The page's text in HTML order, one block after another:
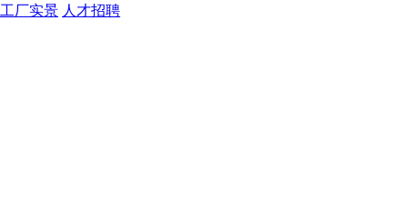
工厂实景 人才招聘